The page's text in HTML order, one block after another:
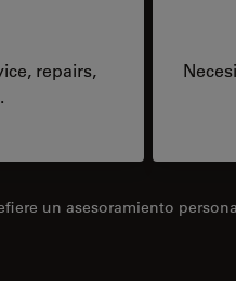
repairs,
un asesoramiento